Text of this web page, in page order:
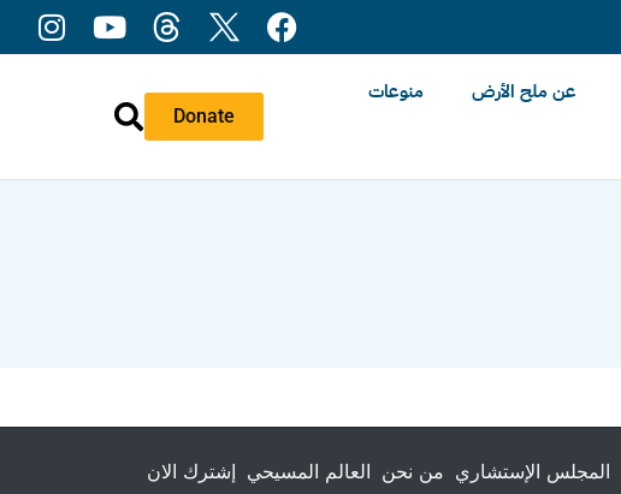
Donate
عن ملح الأرض
منوعات
المجلس الإستشاري من نحن العالم المسيحي إشترك الان